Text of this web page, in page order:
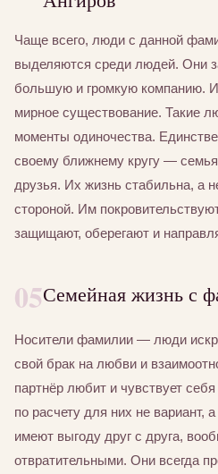
Чаще всего, люди с данной
выделяются среди людей. Они
большую и громкую компанию.
мирное существование. Такие
моменты одиночества.
своему ближнему кругу —
друзья. Их жизнь стабильна, а
стороной. Им
защищают, оберегают и
05Семейная жизнь с
Носители фамилии — люди
свой брак на любви и
партнёр любит и чувствует
по расчету для них не вариант,
имеют выгоду друг с друга,
отвратительными. Они всегда